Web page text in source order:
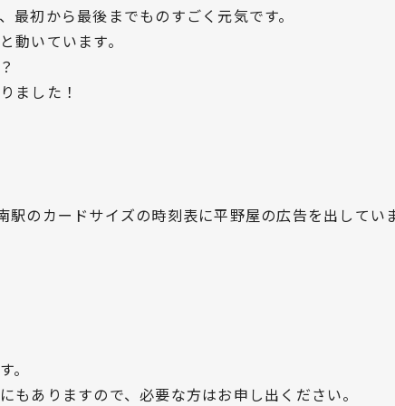
初から最後までものすごく元気です。
動いています。
ました！
駅のカードサイズの時刻表に平野屋の広告を出してい
。
ありますので、必要な方はお申し出ください。